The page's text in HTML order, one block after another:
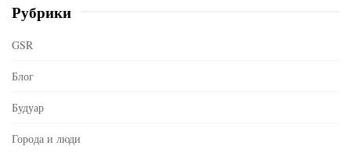
Рубрики
GSR
Блог
Будуар
Города и люди